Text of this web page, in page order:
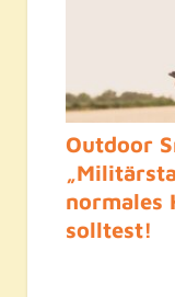
Outdoor
normales
solltest!